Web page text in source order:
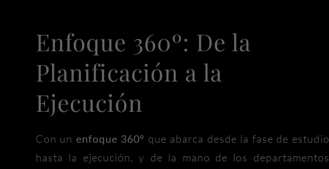
Enfoque 360º: De la
Planificación a la
Ejecución
Con un enfoque 360º que abarca desde la fase de estudio
hasta la ejecución, y de la mano de los departamentos